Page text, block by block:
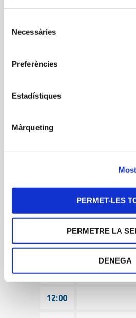
Necessàries
Preferències
Estadístiques
Màrqueting
PERMET-LES
PERMETRE LA
DENEGA
10:15 IOGA
11:00
12:00
10:15
11:00
12:00